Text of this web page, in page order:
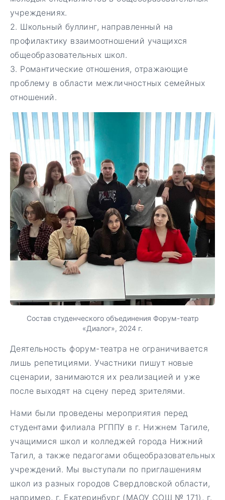
учреждениях.
Школьный буллинг, направленный на
профилактику взаимоотношений учащихся
общеобразовательных школ.
Романтические отношения, отражающие
проблему в области межличностных семейных
отношений.
Состав студенческого объединения Форум-театр
«Диалог», 2024 г.
Деятельность форум-театра не ограничивается
лишь репетициями. Участники пишут новые
сценарии, занимаются их реализацией и уже
после выходят на сцену перед зрителями.
Нами были проведены мероприятия перед
студентами филиала РГППУ в г. Нижнем Тагиле,
учащимися школ и колледжей города Нижний
Тагил, а также педагогами общеобразовательных
учреждений. Мы выступали по приглашениям
школ из разных городов Свердловской области,
например, г. Екатеринбург (МАОУ СОШ № 171), г.